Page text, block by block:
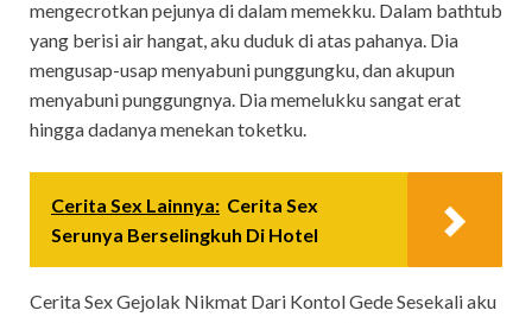
mengecrotkan pejunya di dalam memekku. Dalam bathtub
yang berisi air hangat, aku duduk di atas pahanya. Dia
mengusap-usap menyabuni punggungku, dan akupun
menyabuni punggungnya. Dia memelukku sangat erat
hingga dadanya menekan toketku.
Cerita Sex Lainnya: Cerita Sex
Serunya Berselingkuh Di Hotel
Cerita Sex Gejolak Nikmat Dari Kontol Gede Sesekali aku